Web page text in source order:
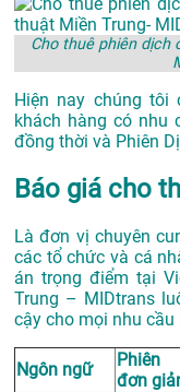
Cho thuê phiên dịch
Hiện nay chúng tôi
khách hàng có nhu
đồng thời và Phiên
Báo giá cho
Là đơn vị chuyên
các tổ chức và cá
án trọng điểm tại
Trung – MIDtrans
cậy cho mọi nhu
Ngôn ngữ
đơn